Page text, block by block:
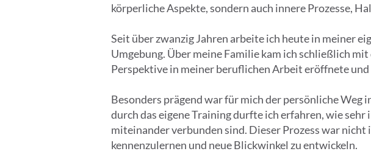
körperliche Aspekte, sondern auch innere Prozesse,
Seit über zwanzig Jahren arbeite ich heute in meiner
Umgebung. Über meine Familie kam ich schließlich
Perspektive in meiner beruflichen Arbeit eröffnete
Besonders prägend war für mich der persönliche
durch das eigene Training durfte ich erfahren, wie
miteinander verbunden sind. Dieser Prozess war
kennenzulernen und neue Blickwinkel zu entwickeln.